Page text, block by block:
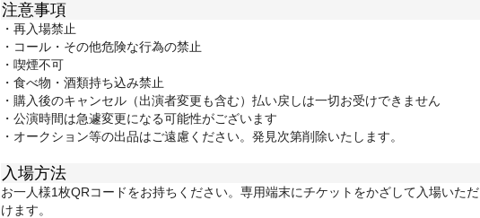
注意事項
・再入場禁止
・コール・その他危険な行為の禁止
・喫煙不可
・食べ物・酒類持ち込み禁止
・購入後のキャンセル（出演者変更も含む）払い戻しは一切お受けできません
・公演時間は急遽変更になる可能性がございます
・オークション等の出品はご遠慮ください。発見次第削除いたします。
入場方法
お一人様1枚QRコードをお持ちください。専用端末にチケットをかざして入場いただ
けます。